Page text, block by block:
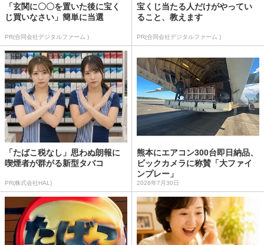
「玄関に〇〇を置いた後に宝く
じ買いなさい」簡単に当選
PR(合同会社デジタルファーム )
宝くじ当たる人だけがやってい
ること、教えます
PR(合同会社デジタルファーム )
「たばこ税なし」思わぬ朗報に
喫煙者が群がる新型タバコ
PR(株式会社HAL)
熊本にエアコン300台即日納品、
ビックカメラに称賛「大ファイ
ンプレー」
2026年7月30日